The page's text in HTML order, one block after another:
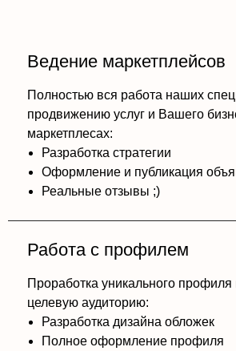
Ведение маркетплейсов
Полностью вся работа наших
продвижению услуг и Вашего
маркетплесах:
Разработка стратегии
Оформление и публикация
Реальные отзывы ;)
Работа с профилем
Проработка уникального
целевую аудиторию:
Разработка дизайна обложек
Полное оформление профиля